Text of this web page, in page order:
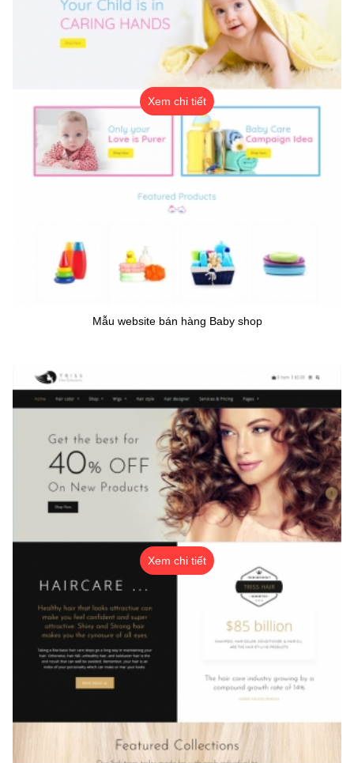
Xem chi tiết
Mẫu website bán hàng Baby shop
Xem chi tiết